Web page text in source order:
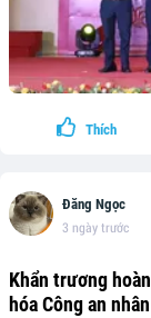
Thích
Đăng Ngọc
3 ngày trước
Khẩn trương
hóa Công an